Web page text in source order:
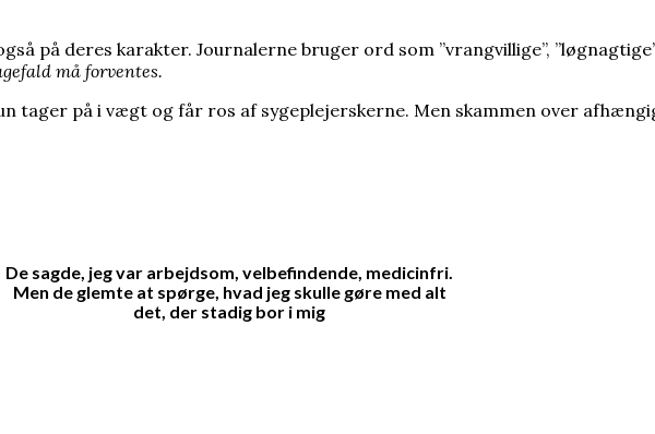
på deres karakter. Journalerne bruger ord som ”vrangvillige”,
må forventes.
tager på i vægt og får ros af sygeplejerskerne. Men skammen over
De sagde, jeg var arbejdsom, velbefindende, medicinfri.
Men de glemte at spørge, hvad jeg skulle gøre med alt
det, der stadig bor i mig